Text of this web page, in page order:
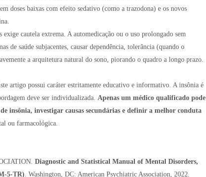
doses baixas com efeito sedativo (como a trazodona) e os novos
exige cautela extrema. A automedicação ou o uso prolongado sem
de saúde subjacentes, causar dependência, tolerância (quando o
a arquitetura natural do sono, piorando o quadro a longo prazo.
artigo possui caráter estritamente educativo e informativo. A insônia é
deve ser individualizada. Apenas um médico qualificado pode
insônia, investigar causas secundárias e definir a melhor conduta
ou farmacológica.
Diagnostic and Statistical Manual of Mental Disorders,
5-TR) . Washington, DC: American Psychiatric Association, 2022.